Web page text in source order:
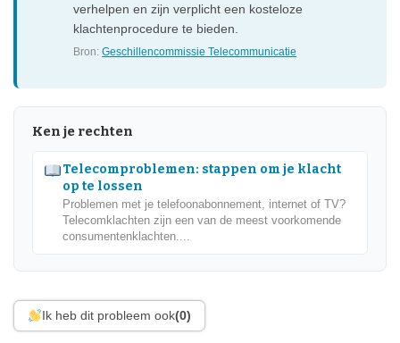
verhelpen en zijn verplicht een kosteloze
klachtenprocedure te bieden.
Bron:Geschillencommissie Telecommunicatie
Ken je rechten
Telecomproblemen: stappen om je klacht
op te lossen
Problemen met je telefoonabonnement, internet of TV?
Telecomklachten zijn een van de meest voorkomende
consumentenklachten....
Ik heb dit probleem ook(0)